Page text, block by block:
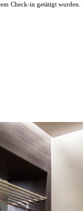
Check-in getätigt wurden.